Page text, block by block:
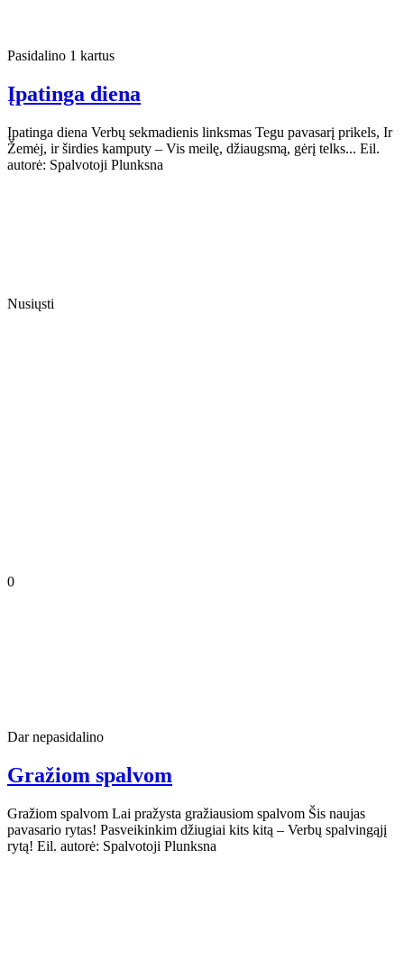
Pasidalino 1 kartus
Įpatinga diena
Įpatinga diena Verbų sekmadienis linksmas Tegu pavasarį prikels, Ir
Žemėj, ir širdies kamputy – Vis meilę, džiaugsmą, gėrį telks... Eil.
autorė: Spalvotoji Plunksna
Nusiųsti
0
Dar nepasidalino
Gražiom spalvom
Gražiom spalvom Lai pražysta gražiausiom spalvom Šis naujas
pavasario rytas! Pasveikinkim džiugiai kits kitą – Verbų spalvingąjį
rytą! Eil. autorė: Spalvotoji Plunksna